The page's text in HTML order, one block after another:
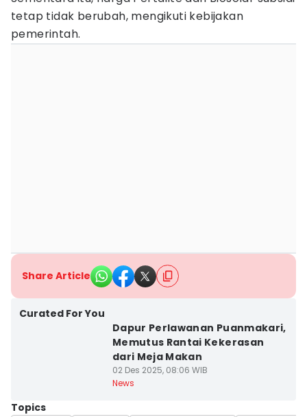
tetap tidak berubah, mengikuti kebijakan
pemerintah.
Share Article
Curated For You
Dapur Perlawanan Puanmakari,
Memutus Rantai Kekerasan
dari Meja Makan
02 Des 2025, 08:06 WIB
News
Topics